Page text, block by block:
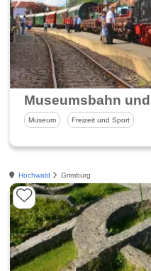
Museum Freizeit und Sport
Hochwald Grimburg